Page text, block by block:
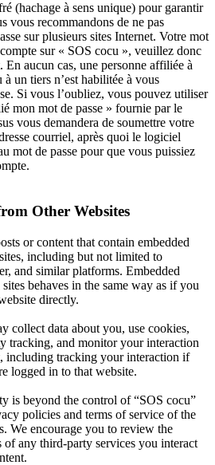
(hachage à sens unique) pour garantir
vous recommandons de ne pas
sur plusieurs sites Internet. Votre mot
sur « SOS cocu », veuillez donc
En aucun cas, une personne affiliée à
un tiers n’est habilitée à vous
Si vous l’oubliez, vous pouvez utiliser
mon mot de passe » fournie par le
vous demandera de soumettre votre
courriel, après quoi le logiciel
mot de passe pour que vous puissiez
Other Websites
or content that contain embedded
including but not limited to
and similar platforms. Embedded
behaves in the same way as if you
directly.
collect data about you, use cookies,
tracking, and monitor your interaction
including tracking your interaction if
logged in to that website.
is beyond the control of “SOS cocu”
policies and terms of service of the
We encourage you to review the
any third-party services you interact